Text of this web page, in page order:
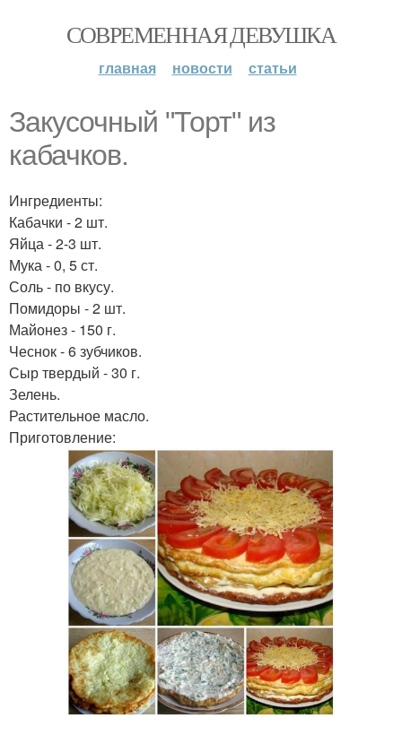
СОВРЕМЕННАЯ ДЕВУШКА
главная новости статьи
Закусочный "Торт" из
кабачков.
Ингредиенты:
Кабачки - 2 шт.
Яйца - 2-3 шт.
Мука - 0, 5 ст.
Соль - по вкусу.
Помидоры - 2 шт.
Майонез - 150 г.
Чеснок - 6 зубчиков.
Сыр твердый - 30 г.
Зелень.
Растительное масло.
Приготовление: